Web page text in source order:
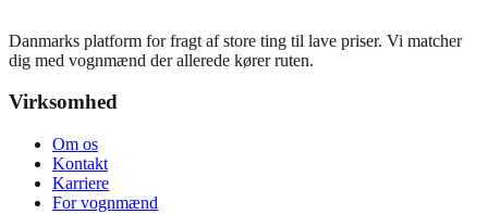
Danmarks platform for fragt af store ting til lave priser. Vi matcher
dig med vognmænd der allerede kører ruten.
Virksomhed
Om os
Kontakt
Karriere
For vognmænd